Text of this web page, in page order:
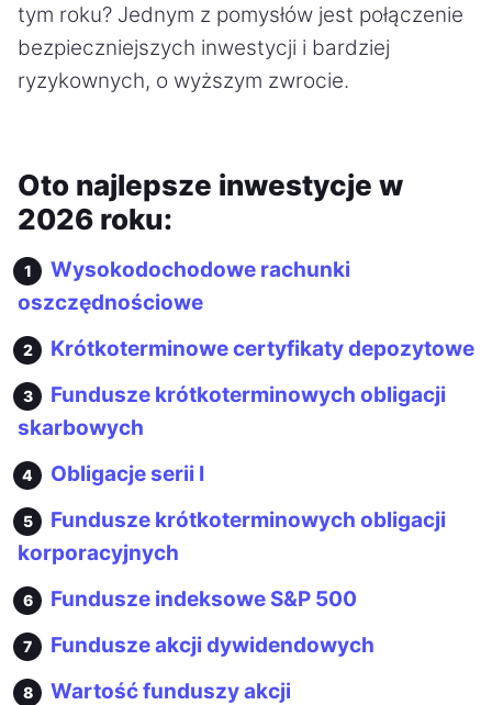
tym roku? Jednym z pomysłów jest połączenie
bezpieczniejszych inwestycji i bardziej
ryzykownych, o wyższym zwrocie.
Oto najlepsze inwestycje w
2026 roku:
Wysokodochodowe rachunki
oszczędnościowe
Krótkoterminowe certyfikaty depozytowe
Fundusze krótkoterminowych obligacji
skarbowych
Obligacje serii I
Fundusze krótkoterminowych obligacji
korporacyjnych
Fundusze indeksowe S&P 500
Fundusze akcji dywidendowych
Wartość funduszy akcji